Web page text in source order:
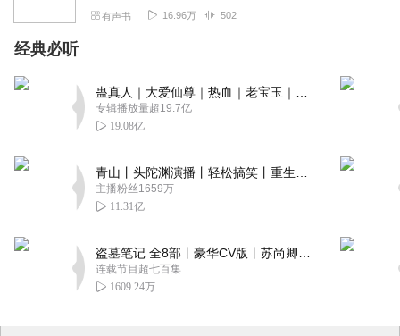
有声书 16.96万 502
经典必听
专辑播放量超19.7亿
19.08亿
主播粉丝1659万
11.31亿
连载节目超七百集
1609.24万